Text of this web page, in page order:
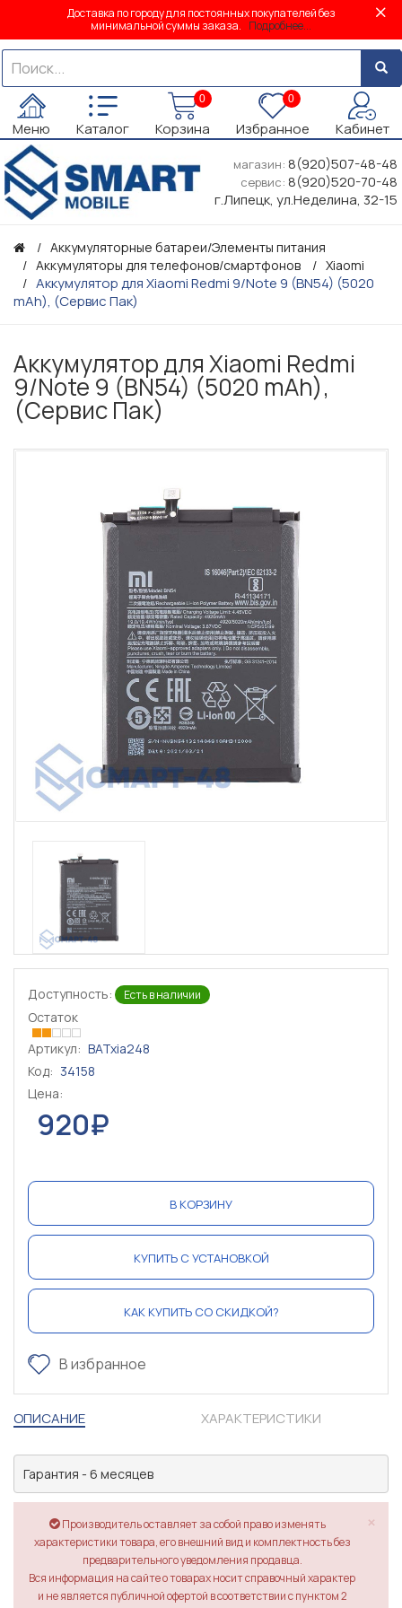
Доставка по городу для постоянных покупателей без
минимальной суммы заказа. Подробнее...
Меню Каталог
0
Корзина
0
Избранное Кабинет
магазин: 8(920)507-48-48
сервис: 8(920)520-70-48
г.Липецк, ул.Неделина, 32-15
Аккумуляторные батареи/Элементы питания
Аккумуляторы для телефонов/смартфонов
Xiaomi
Аккумулятор для Xiaomi Redmi 9/Note 9 (BN54) (5020
mAh), (Сервис Пак)
Аккумулятор для Xiaomi Redmi
9/Note 9 (BN54) (5020 mAh),
(Сервис Пак)
Доступность: Есть в наличии
Остаток
Артикул: BATxia248
Код: 34158
Цена:
920₽
В КОРЗИНУ
КУПИТЬ С УСТАНОВКОЙ
КАК КУПИТЬ СО СКИДКОЙ?
В избранное
ОПИСАНИЕ ХАРАКТЕРИСТИКИ
Гарантия - 6 месяцев
×
Производитель оставляет за собой право изменять
характеристики товара, его внешний вид и комплектность без
предварительного уведомления продавца.
Вся информация на сайте о товарах носит справочный характер
и не является публичной офертой в соответствии с пунктом 2